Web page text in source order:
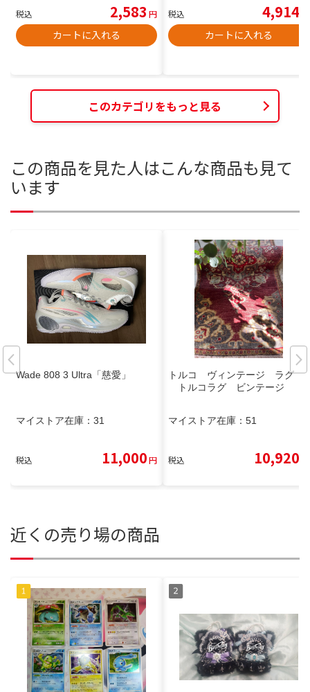
税込 2,583 円
カートに入れる
税込 4,914
カートに入れる
このカテゴリをもっと見る
この商品を見た人はこんな商品も見て
います
Wade 808 3 Ultra「慈愛」
マイストア在庫： 31
税込 11,000円
トルコ ヴィンテージ ラグ
トルコラグ ビンテージ
マイストア在庫： 51
税込 10,920
近くの売り場の商品